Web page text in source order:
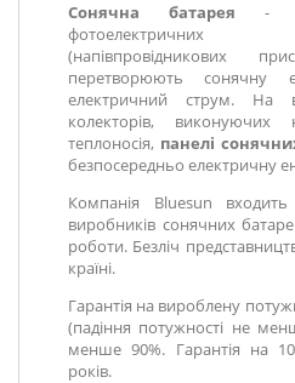
Сонячна батарея -
фотоелектричних
(напівпровідникових
перетворюють сонячну
електричний струм. На
колекторів, виконуючих
теплоносія, панелі
безпосередньо електричну
Компанія Bluesun
виробників сонячних
роботи. Безліч
країні.
Гарантія на вироблену
(падіння потужності не
менше 90%. Гарантія на
років.